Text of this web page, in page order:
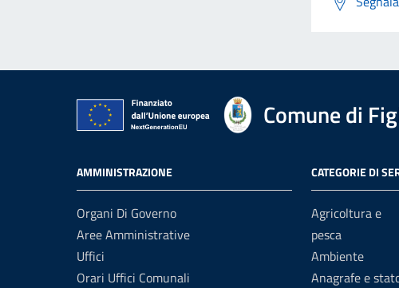
Comune di
AMMINISTRAZIONE
Organi Di Governo
Aree Amministrative
Uffici
Orari Uffici Comunali
CATEGORIE DI
Agricoltura e
pesca
Ambiente
Anagrafe e